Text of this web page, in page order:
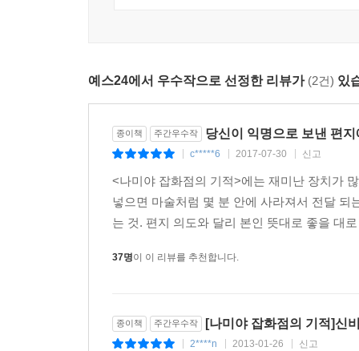
……
앞으로 삼십 년만 지나보세요. 그런 태평한 소리
취직이 될까 말까 하는 시대가 옵니다. 틀림없이 와
_본문 126쪽
하지만 처음에는 비꼬는 듯한 말투에 반감을 가
기적은 여기서 그치지 않는다. 고민 상담을 해
셈이다. 다른 사람의 일을 내 일처럼 여기고 고민
살고 있는 결점투성이의 젊은이들이 그러한 기
젊은이들로 했습니다. 타인의 고민 따위에는
과거에서 날아온 편지를 받았을 때 어떻게 행동할
예스24에서 우수작으로 선정한 리뷰가 (2건) 있
종이책 주간우수작 당신이 익명으로 보낸 편
c*****6 2017-07-30 신고
<나미야 잡화점의 기적>에는 재미난 장치가
넣으면 마술처럼 몇 분 안에 사라져서 전달
는 것. 편지 의도와 달리 본인 뜻대로 좋을 대
37명이 이 리뷰를 추천합니다.
종이책 주간우수작 [나미야 잡화점의 기적]신
2****n 2013-01-26 신고